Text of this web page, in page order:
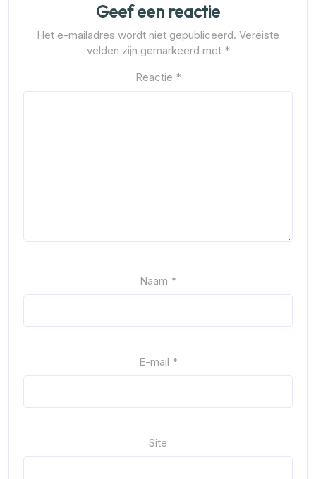
Geef een reactie
Het e-mailadres wordt niet gepubliceerd. Vereiste
velden zijn gemarkeerd met *
Reactie *
Naam *
E-mail *
Site